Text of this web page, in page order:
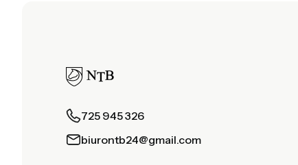
725 945 326
biurontb24@gmail.com